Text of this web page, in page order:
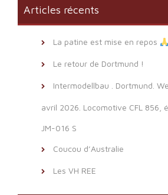
Articles récents
La patine est mise en repos
Le retour de Dortmund !
Intermodellbau . Dortmund.
avril 2026. Locomotive CFL 856,
JM-016 S
Coucou d’Australie
Les VH REE